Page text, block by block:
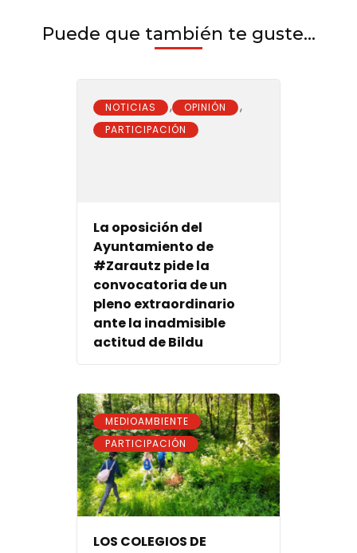
Puede que también te guste...
NOTICIAS , OPINIÓN ,
PARTICIPACIÓN
La oposición del
Ayuntamiento de
#Zarautz pide la
convocatoria de un
pleno extraordinario
ante la inadmisible
actitud de Bildu
MEDIOAMBIENTE ,
PARTICIPACIÓN
LOS COLEGIOS DE